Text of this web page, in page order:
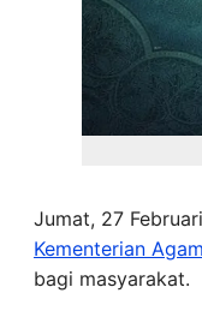
Jumat, 27
Kementerian
bagi masyarakat.